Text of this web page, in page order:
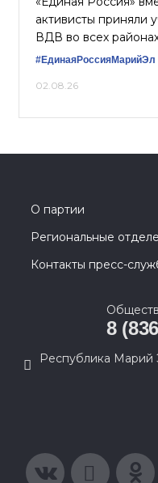
активисты приняли
ВДВ во всех
#ЕдинаяРоссияМарийЭл
02.08.26
О партии
Региональные
Контакты пресс-
8
Республика Марий